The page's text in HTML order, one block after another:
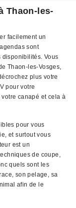
Thaon-les-
facilement un
sont
Vous
Thaon-les-Vosges,
plus votre
pour votre
canapé et cela à
pour vous
et surtout vous
est un
de coupe,
quels sont les
son pelage, sa
afin de le